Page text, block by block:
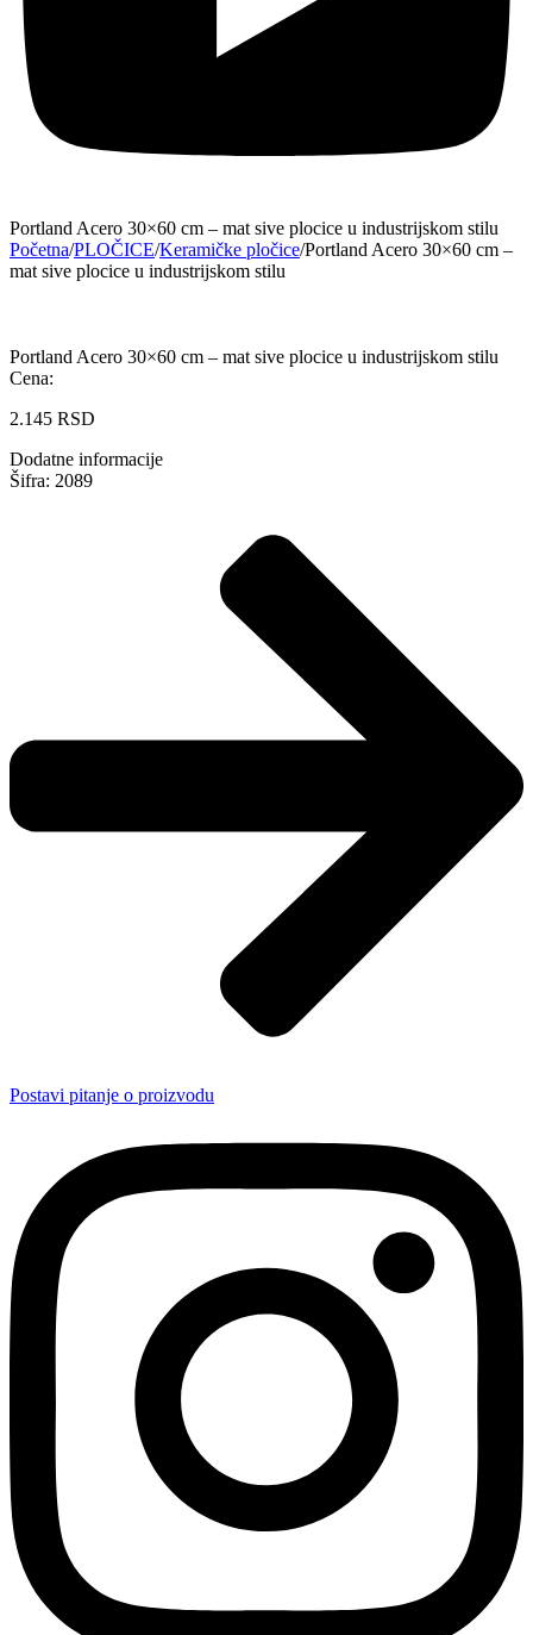
Portland Acero 30×60 cm – mat sive plocice u industrijskom stilu
Početna/PLOČICE/Keramičke pločice/Portland Acero 30×60 cm –
mat sive plocice u industrijskom stilu
Portland Acero 30×60 cm – mat sive plocice u industrijskom stilu
Cena:
2.145 RSD
Dodatne informacije
Šifra: 2089
Postavi pitanje o proizvodu